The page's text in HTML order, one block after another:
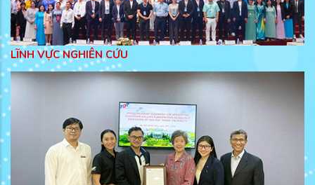
LĨNH VỰC NGHIÊN CỨU